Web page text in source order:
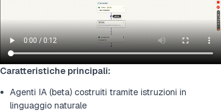
Caratteristiche principali:
Agenti IA (beta) costruiti tramite istruzioni in
linguaggio naturale